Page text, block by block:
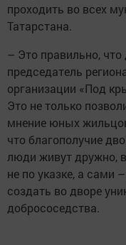
проходить во всех
Татарстана.
– Это правильно,
председатель
организации «Под
Это не только
мнение юных
что благополучие
люди живут дружно,
не по указке, а сами
создать во дворе
добрососедства.